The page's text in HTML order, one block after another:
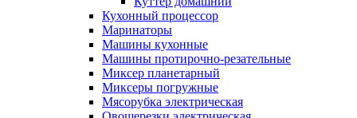
Кухонный процессор
Маринаторы
Машины кухонные
Машины протирочно-резательные
Миксер планетарный
Миксеры погружные
Мясорубка электрическая